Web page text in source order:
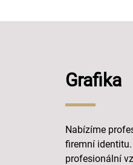
Grafika
Nabízíme
firemní
profesionální